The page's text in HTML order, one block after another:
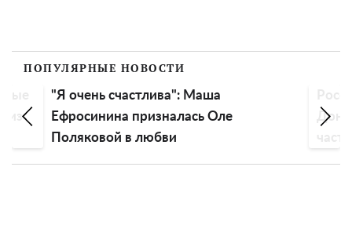
ПОПУЛЯРНЫЕ НОВОСТИ
"Я очень счастлива": Маша
Ефросинина призналась Оле
Поляковой в любви